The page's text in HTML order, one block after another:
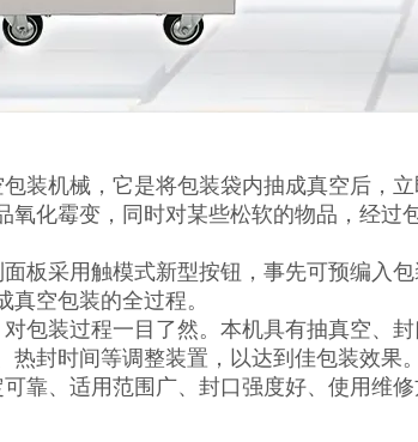
装机械，它是将包装袋内抽成真空后，
氧化霉变，同时对某些松软的物品，经过
板采用触模式新型按钮，事先可预编入
空包装的全过程。
包装过程一目了然。本机具有抽真空、
封时间等调整装置，以达到佳包装效果。
靠、适用范围广、封口强度好、使用维